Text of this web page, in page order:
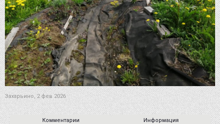
Захарьино,2 фев 2026
Комментарии Информация